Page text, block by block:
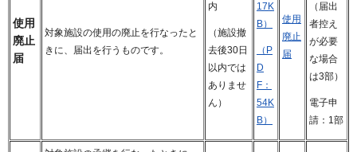
使用
廃止
届
対象施設の使用の廃止を行なったと
きに、届出を行うものです。
内
（施設撤
去後30日
以内では
ありませ
ん）
17K
B）
（P
D
F：
54K
B）
使用
廃止
届
（届出
者控え
が必要
な場合
は3部）
電子申
請：1部